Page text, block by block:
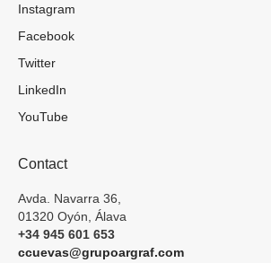
Instagram
Facebook
Twitter
LinkedIn
YouTube
Contact
Avda. Navarra 36,
01320 Oyón, Álava
+34 945 601 653
ccuevas@grupoargraf.com